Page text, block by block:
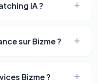
IA ?
sur Bizme ?
Bizme ?